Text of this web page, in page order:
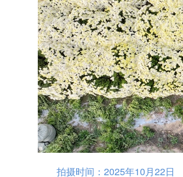
拍摄时间：2025年10月22日